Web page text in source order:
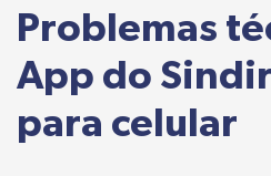
Problemas
App do
para celular